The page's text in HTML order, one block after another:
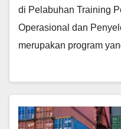
di Pelabuhan Training
Operasional dan
merupakan program